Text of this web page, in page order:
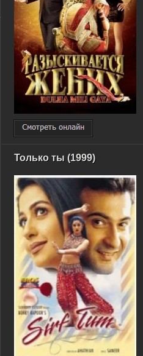
Только ты (1999)